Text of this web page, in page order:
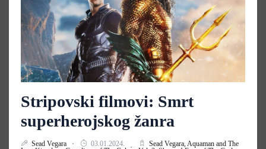
Stripovski filmovi: Smrt
superherojskog žanra
Sead Vegara 03.01.2024. Sead Vegara, Aquaman and The